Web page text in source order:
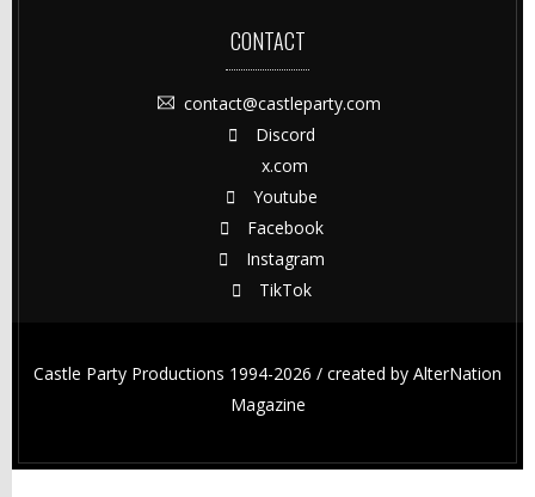
CONTACT
contact@castleparty.com
Discord
x.com
Youtube
Facebook
Instagram
TikTok
Castle Party Productions 1994-2026 / created by AlterNation
Magazine